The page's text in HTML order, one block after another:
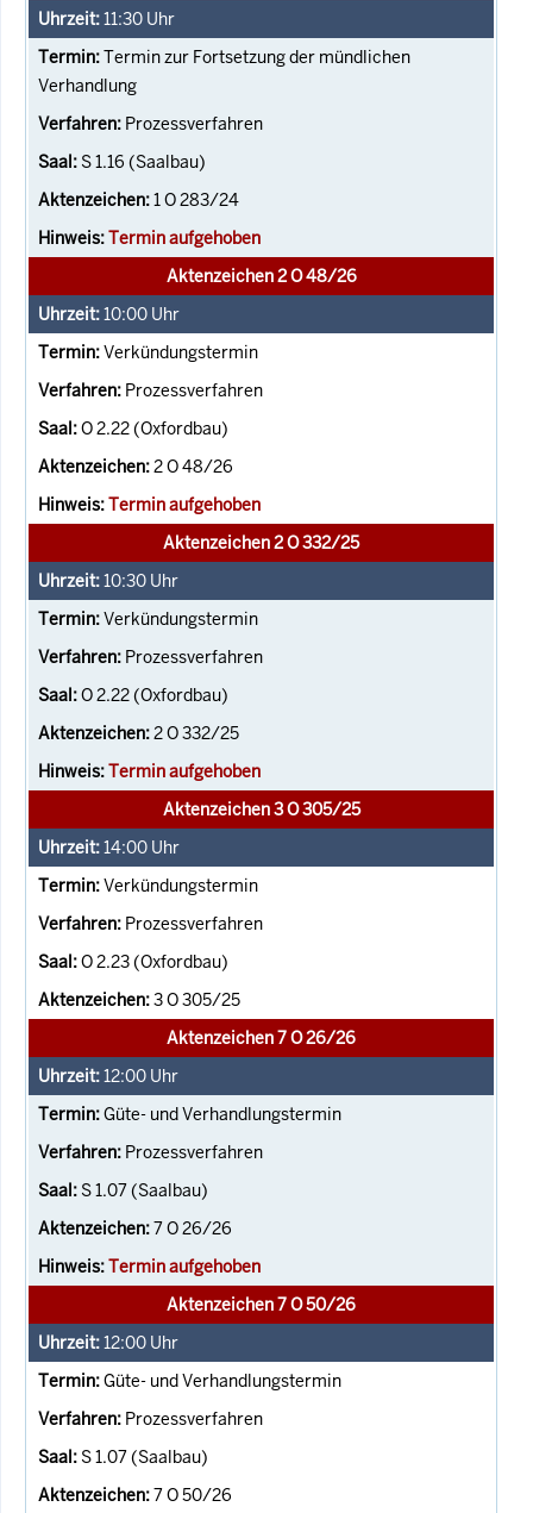
11:30 Uhr
Termin zur Fortsetzung der mündlichen
Verhandlung
Prozessverfahren
S 1.16 (Saalbau)
1 O 283/24
Termin aufgehoben
Aktenzeichen 2 O 48/26
10:00 Uhr
Verkündungstermin
Prozessverfahren
O 2.22 (Oxfordbau)
2 O 48/26
Termin aufgehoben
Aktenzeichen 2 O 332/25
10:30 Uhr
Verkündungstermin
Prozessverfahren
O 2.22 (Oxfordbau)
2 O 332/25
Termin aufgehoben
Aktenzeichen 3 O 305/25
14:00 Uhr
Verkündungstermin
Prozessverfahren
O 2.23 (Oxfordbau)
3 O 305/25
Aktenzeichen 7 O 26/26
12:00 Uhr
Güte- und Verhandlungstermin
Prozessverfahren
S 1.07 (Saalbau)
7 O 26/26
Termin aufgehoben
Aktenzeichen 7 O 50/26
12:00 Uhr
Güte- und Verhandlungstermin
Prozessverfahren
S 1.07 (Saalbau)
7 O 50/26